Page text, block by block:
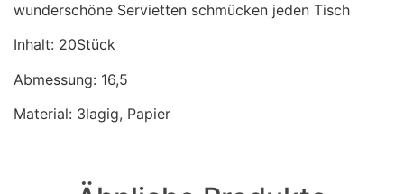
wunderschöne Servietten schmücken jeden Tisch
Inhalt: 20Stück
Abmessung: 16,5
Material: 3lagig, Papier